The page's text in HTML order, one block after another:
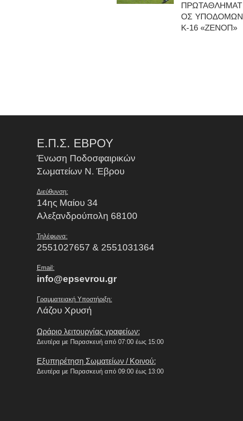
ΠΡΩΤΑΘΛΗΜΑΤ
ΟΣ ΥΠΟΔΟΜΩΝ
Κ-16 «ΖΕΝΟΠ»
Ε.Π.Σ. ΕΒΡΟΥ
Ένωση Ποδοσφαιρικών
Σωματείων Ν. Έβρου
Διεύθυνση:
14ης Μαίου 34
Αλεξανδρούπολη 68100
Τηλέφωνα:
2551027657 & 2551031364
Email:
info@epsevrou.gr
Γραμματειακή Υποστήριξη:
Λάζου Χρυσή
Ωράριο λειτουργίας γραφείων:
Δευτέρα με Παρασκευή από 07:00 έως 15:00
Εξυπηρέτηση Σωματείων / Κοινού:
Δευτέρα με Παρασκευή από 09:00 έως 13:00